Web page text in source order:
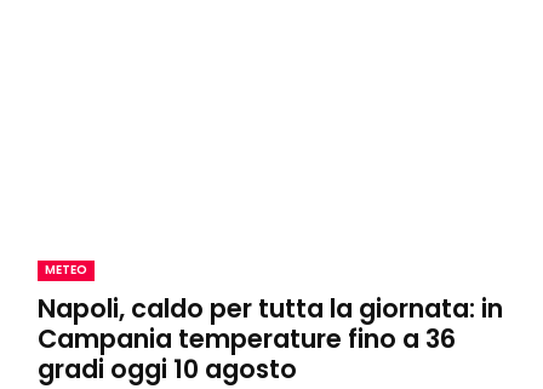
METEO
Napoli, caldo per tutta la giornata: in
Campania temperature fino a 36
gradi oggi 10 agosto